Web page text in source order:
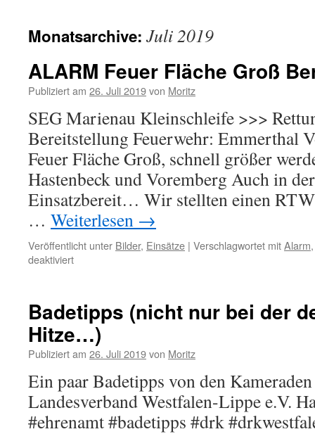
springen
Monatsarchive: Juli 2019
ALARM Feuer Fläche Groß
Publiziert am 26. Juli 2019von Moritz
SEG Marienau Kleinschleife >>>
Bereitstellung Feuerwehr: Emmerthal
Feuer Fläche Groß, schnell größer
Hastenbeck und Voremberg Auch in
Einsatzbereit… Wir stellten einen
… Weiterlesen →
Veröffentlicht unter Bilder, Einsätze | Verschlagwortet mitAlarm
deaktiviertfür
Groß
Bereitstellung
RTW
Badetipps (nicht nur bei der
Hitze…)
Publiziert am 26. Juli 2019von Moritz
Ein paar Badetipps von den
Landesverband Westfalen-Lippe e.V.
#ehrenamt #badetipps #drk